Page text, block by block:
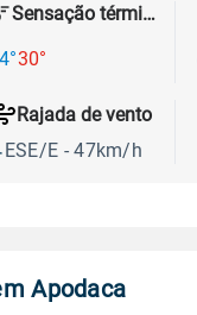
Sensação térmica
30°
Rajada de vento
ESE/E - 47km/h
Apodaca